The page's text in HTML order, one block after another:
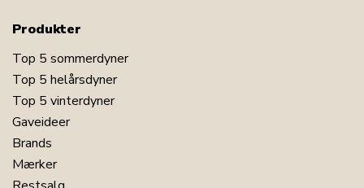
Produkter
Top 5 sommerdyner
Top 5 helårsdyner
Top 5 vinterdyner
Gaveideer
Brands
Mærker